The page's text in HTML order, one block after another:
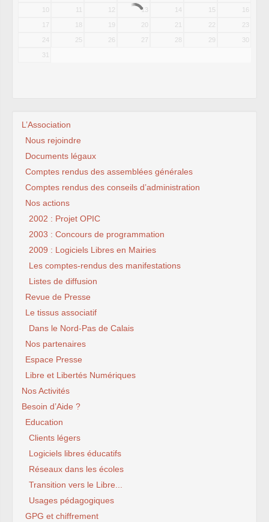
10 11 12 13 14 15 16
17 18 19 20 21 22 23
24 25 26 27 28 29 30
31
L’Association
Nous rejoindre
Documents légaux
Comptes rendus des assemblées générales
Comptes rendus des conseils d’administration
Nos actions
2002 : Projet OPIC
2003 : Concours de programmation
2009 : Logiciels Libres en Mairies
Les comptes-rendus des manifestations
Listes de diffusion
Revue de Presse
Le tissus associatif
Dans le Nord-Pas de Calais
Nos partenaires
Espace Presse
Libre et Libertés Numériques
Nos Activités
Besoin d’Aide ?
Education
Clients légers
Logiciels libres éducatifs
Réseaux dans les écoles
Transition vers le Libre...
Usages pédagogiques
GPG et chiffrement